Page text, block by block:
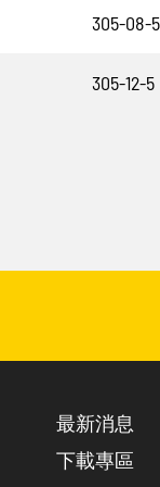
305-08-5
305-12-5
最新消息
下載專區